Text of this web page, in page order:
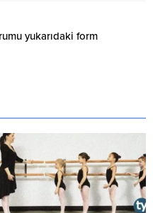
yukarıdaki form